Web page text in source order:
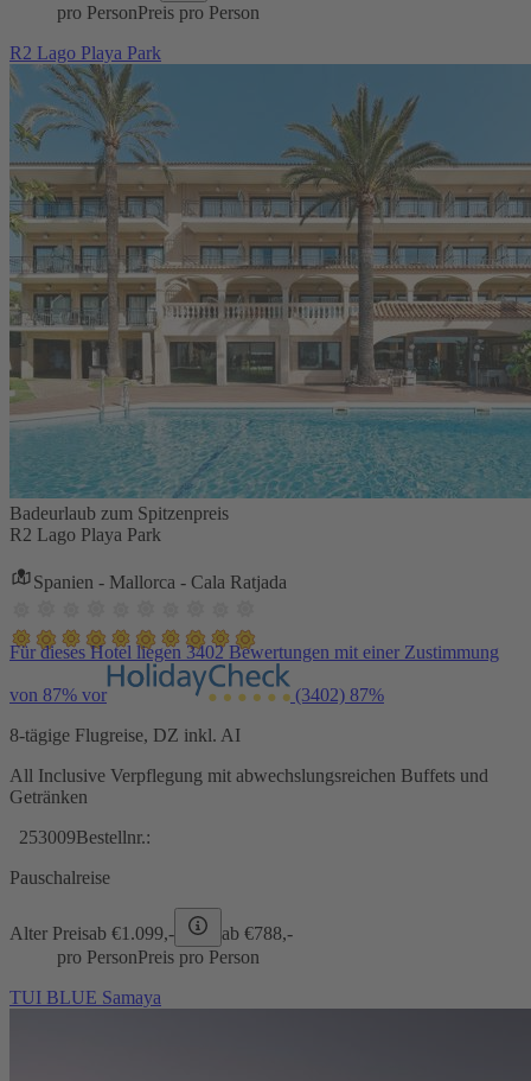
pro PersonPreis pro Person
R2 Lago Playa Park
Badeurlaub zum Spitzenpreis
R2 Lago Playa Park
Spanien - Mallorca - Cala Ratjada
Für dieses Hotel liegen 3402 Bewertungen mit einer Zustimmung
von 87% vor (3402) 87%
8-tägige Flugreise, DZ inkl. AI
All Inclusive Verpflegung mit abwechslungsreichen Buffets und
Getränken
253009Bestellnr.:
Pauschalreise
Alter Preisab €1.099,- ab €788,-
pro PersonPreis pro Person
TUI BLUE Samaya